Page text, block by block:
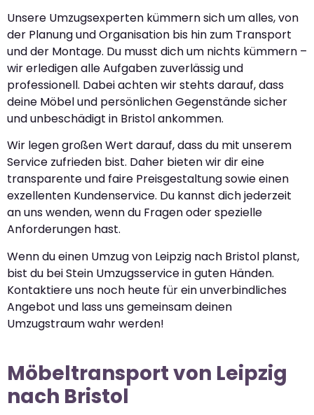
Unsere Umzugsexperten kümmern sich um alles, von
der Planung und Organisation bis hin zum Transport
und der Montage. Du musst dich um nichts kümmern –
wir erledigen alle Aufgaben zuverlässig und
professionell. Dabei achten wir stehts darauf, dass
deine Möbel und persönlichen Gegenstände sicher
und unbeschädigt in Bristol ankommen.
Wir legen großen Wert darauf, dass du mit unserem
Service zufrieden bist. Daher bieten wir dir eine
transparente und faire Preisgestaltung sowie einen
exzellenten Kundenservice. Du kannst dich jederzeit
an uns wenden, wenn du Fragen oder spezielle
Anforderungen hast.
Wenn du einen Umzug von Leipzig nach Bristol planst,
bist du bei Stein Umzugsservice in guten Händen.
Kontaktiere uns noch heute für ein unverbindliches
Angebot und lass uns gemeinsam deinen
Umzugstraum wahr werden!
Möbeltransport von Leipzig
nach Bristol